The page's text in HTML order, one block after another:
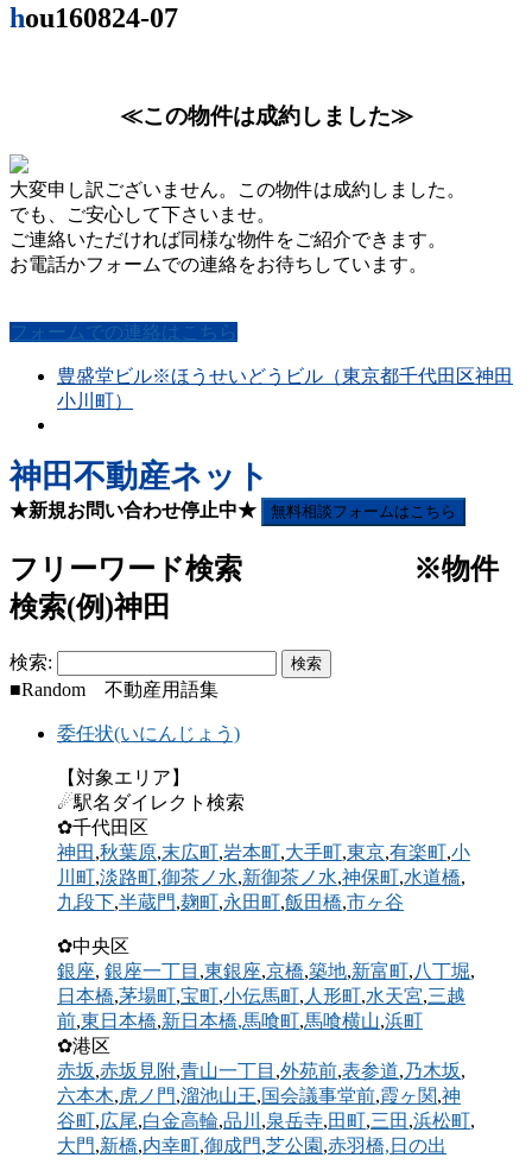
hou160824-07
≪この物件は成約しました≫
大変申し訳ございません。この物件は成約しました。
でも、ご安心して下さいませ。
ご連絡いただければ同様な物件をご紹介できます。
お電話かフォームでの連絡をお待ちしています。
フォームでの連絡はこちら
豊盛堂ビル※ほうせいどうビル（東京都千代田区神田
小川町）
神田不動産ネット
★新規お問い合わせ停止中★ 無料相談フォームはこちら
フリーワード検索 ※物件
検索(例)神田
検索:
■Random 不動産用語集
委任状(いにんじょう)
【対象エリア】
☄駅名ダイレクト検索
✿千代田区
神田 ,秋葉原,末広町,岩本町,大手町,東京,有楽町,小
川町,淡路町,御茶ノ水,新御茶ノ水,神保町,水道橋,
九段下,半蔵門,麹町,永田町,飯田橋,市ヶ谷
✿中央区
銀座, 銀座一丁目 ,東銀座,京橋,築地,新富町,八丁堀,
日本橋,茅場町,宝町,小伝馬町, 人形町,水天宮,三越
前,東日本橋,新日本橋,馬喰町,馬喰横山,浜町
✿港区
赤坂,赤坂見附,青山一丁目 ,外苑前,表参道,乃木坂,
六本木,虎ノ門,溜池山王,国会議事堂前,霞ヶ関,神
谷町,広尾,白金高輪,品川 ,泉岳寺,田町,三田 ,浜松町,
大門,新橋,内幸町,御成門,芝公園 ,赤羽橋, 日の出